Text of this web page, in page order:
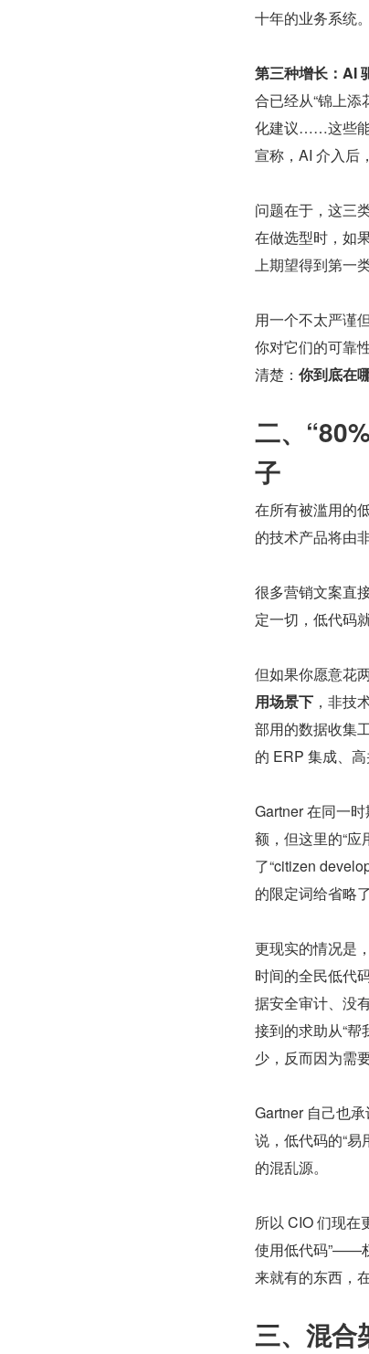
十年的业务系统。
第三种增长：AI
合已经从“锦上添
化建议……这些能
宣称，AI 介入后
问题在于，这三
在做选型时，如
上期望得到第一
用一个不太严谨
你对它们的可靠
清楚： 你到底在
二、
子
在所有被滥用的
的技术产品将由
很多营销文案直
定一切，低代码
但如果你愿意花
用场景下 ，非技
部用的数据收集
的 ERP 集成、
Gartner 在同一
额，但这里的“
了“citizen
的限定词给省略了
更现实的情况是
时间的全民低代
据安全审计、没
接到的求助从“
少，反而因为需
Gartner 自己也
说，低代码的“
的混乱源。
所以 CIO 们现在
使用低代码”——
来就有的东西，
三、混合